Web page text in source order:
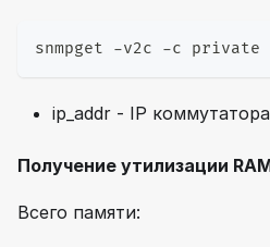
snmpget -v2c -c private
ip_addr - IP
Получение утилизации
Всего памяти: